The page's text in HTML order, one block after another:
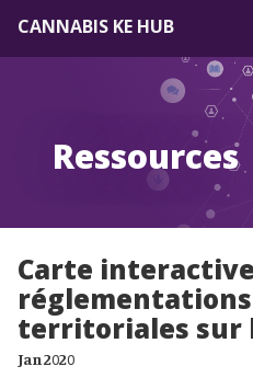
CANNABIS KE HUB
À
Ressources
Carte
territoriales sur
Jan 2020